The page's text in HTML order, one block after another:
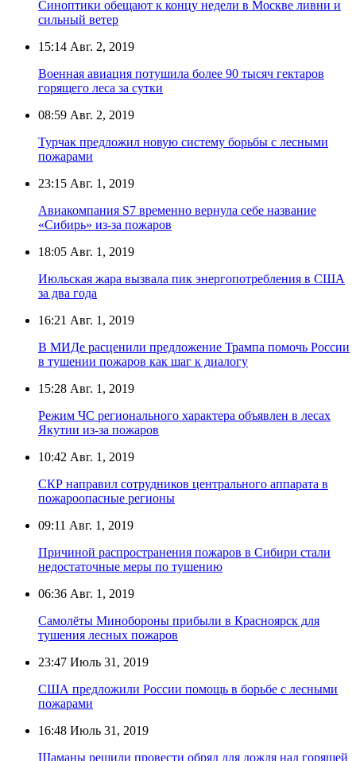
Синоптики обещают к концу недели в Москве ливни и
сильный ветер
15:14 Авг. 2, 2019
Военная авиация потушила более 90 тысяч гектаров
горящего леса за сутки
08:59 Авг. 2, 2019
Турчак предложил новую систему борьбы с лесными
пожарами
23:15 Авг. 1, 2019
Авиакомпания S7 временно вернула себе название
«Сибирь» из-за пожаров
18:05 Авг. 1, 2019
Июльская жара вызвала пик энергопотребления в США
за два года
16:21 Авг. 1, 2019
В МИДе расценили предложение Трампа помочь России
в тушении пожаров как шаг к диалогу
15:28 Авг. 1, 2019
Режим ЧС регионального характера объявлен в лесах
Якутии из-за пожаров
10:42 Авг. 1, 2019
СКР направил сотрудников центрального аппарата в
пожароопасные регионы
09:11 Авг. 1, 2019
Причиной распространения пожаров в Сибири стали
недостаточные меры по тушению
06:36 Авг. 1, 2019
Самолёты Минобороны прибыли в Красноярск для
тушения лесных пожаров
23:47 Июль 31, 2019
США предложили России помощь в борьбе с лесными
пожарами
16:48 Июль 31, 2019
Шаманы решили провести обряд для дождя над горящей